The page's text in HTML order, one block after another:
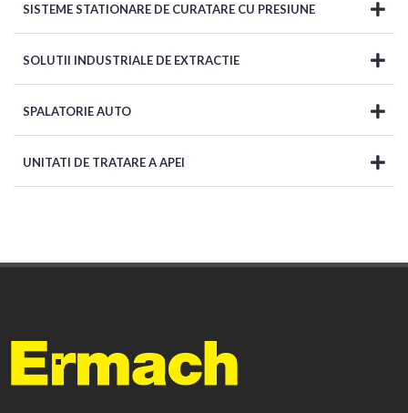
SISTEME STATIONARE DE CURATARE CU PRESIUNE
SOLUTII INDUSTRIALE DE EXTRACTIE
SPALATORIE AUTO
UNITATI DE TRATARE A APEI